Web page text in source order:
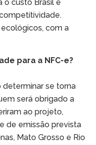
o custo Brasil e
com a
para a NFC-e?
se torna
será obrigado a
ao projeto,
de emissão prevista
Mato Grosso e Rio